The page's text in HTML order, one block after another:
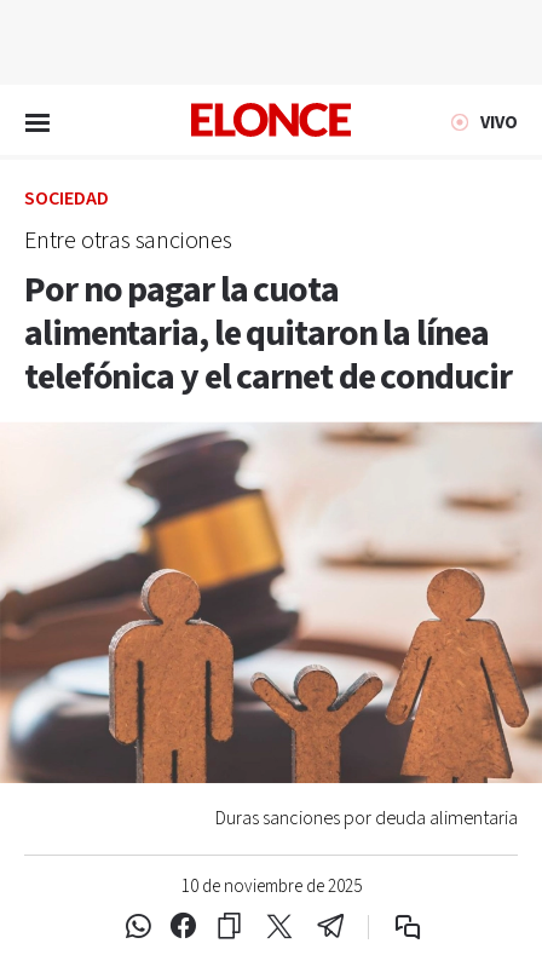
VIVO
SOCIEDAD
Entre otras sanciones
Por no pagar la cuota
alimentaria, le quitaron la línea
telefónica y el carnet de conducir
10 de noviembre de 2025
Duras sanciones por deuda alimentaria